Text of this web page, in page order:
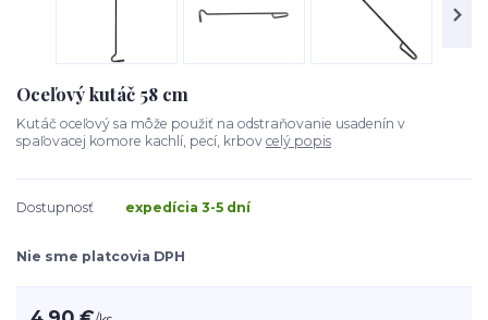
Oceľový kutáč 58 cm
Kutáč oceľový sa môže použiť na odstraňovanie usadenín v
spaľovacej komore kachlí, pecí, krbov celý popis
Dostupnosť expedícia 3-5 dní
Nie sme platcovia DPH